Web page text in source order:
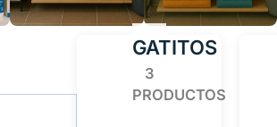
GATITOS
3
PRODUCTOS